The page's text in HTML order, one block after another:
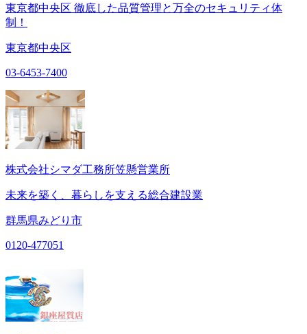
東京都中央区 徹底した品質管理と万全のセキュリティ体
制！
東京都中央区
03-6453-7400
株式会社シマダ工務所笠懸営業所
未来を築く、暮らしを支える総合建設業
群馬県みどり市
0120-477051